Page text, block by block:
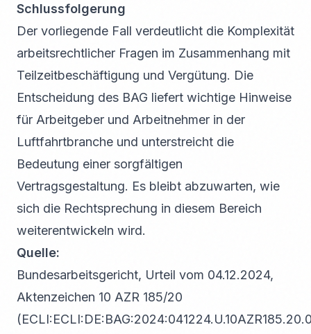
Schlussfolgerung
Der vorliegende Fall verdeutlicht die Komplexität
arbeitsrechtlicher Fragen im Zusammenhang mit
Teilzeitbeschäftigung und Vergütung. Die
Entscheidung des BAG liefert wichtige Hinweise
für Arbeitgeber und Arbeitnehmer in der
Luftfahrtbranche und unterstreicht die
Bedeutung einer sorgfältigen
Vertragsgestaltung. Es bleibt abzuwarten, wie
sich die Rechtsprechung in diesem Bereich
weiterentwickeln wird.
Quelle:
Bundesarbeitsgericht, Urteil vom 04.12.2024,
Aktenzeichen 10 AZR 185/20